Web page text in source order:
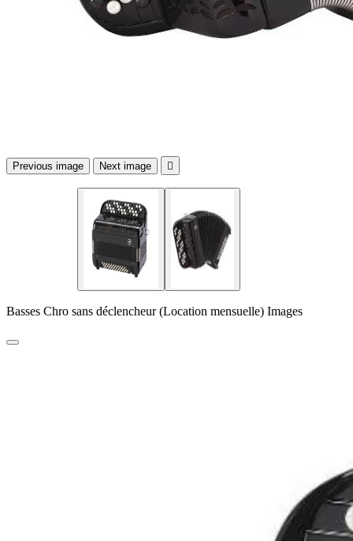
Previous image Next image 
Basses Chro sans déclencheur (Location mensuelle) Images